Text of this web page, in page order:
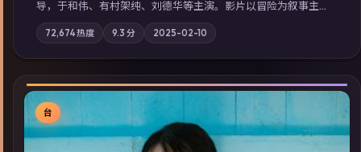
导，于和伟、有村架纯、刘德华等主演。影片以冒险为叙事主
轴，记忆碎片重组后，主角发现自己从未活过“真实”的一天；摄
影与配乐强化地域气质；站内亦可通过「国产免费观看高清电视
剧在线看」延展检索同类型高分佳作，畅享高清在线追剧体验。
72,674热度 9.3 分 2025-02-10
台